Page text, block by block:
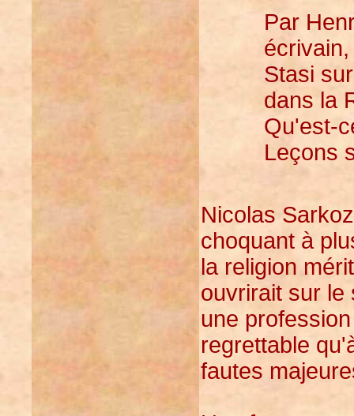
Par
Stasi
dans la
Qu'est-
Leçons
Nicolas
choquant à
la religion
ouvrirait sur le
une
regrettable
fautes